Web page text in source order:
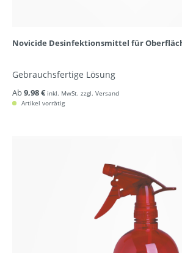
Novicide Desinfektionsmittel für
Gebrauchsfertige Lösung
Ab9,98 € inkl. MwSt. zzgl. Versand
Artikel vorrätig